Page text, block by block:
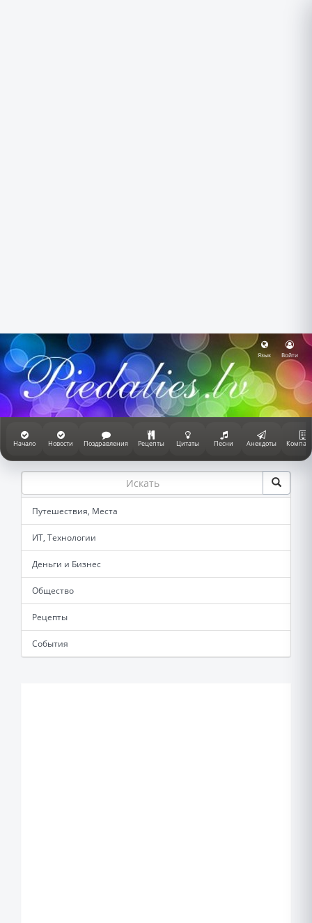
Язык Войти
Начало Новости Поздравления Рецепты Цитаты Песни Анекдоты
Путешествия, Места
ИТ, Технологии
Деньги и Бизнес
Общество
Рецепты
События